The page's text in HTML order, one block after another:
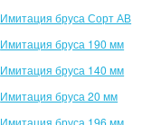
Имитация бруса Сорт АВ
Имитация бруса 190 мм
Имитация бруса 140 мм
Имитация бруса 20 мм
Имитация бруса 196 мм